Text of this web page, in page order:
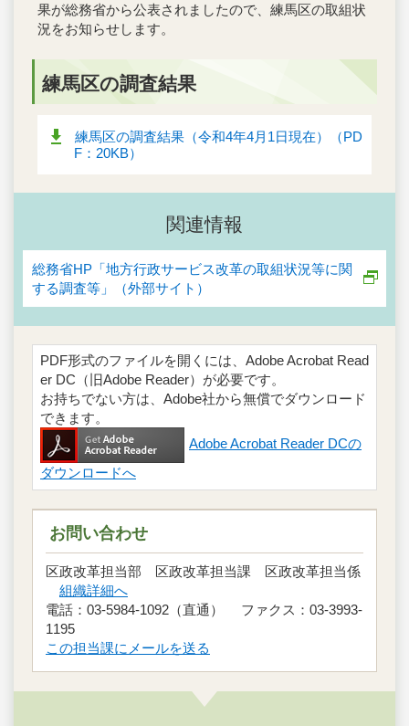
果が総務省から公表されましたので、練馬区の取組状
況をお知らせします。
練馬区の調査結果
練馬区の調査結果（令和4年4月1日現在）（PD
F：20KB）
関連情報
総務省HP「地方行政サービス改革の取組状況等に関
する調査等」（外部サイト）
PDF形式のファイルを開くには、Adobe Acrobat Read
er DC（旧Adobe Reader）が必要です。
お持ちでない方は、Adobe社から無償でダウンロード
できます。
Adobe Acrobat Reader DCの
ダウンロードへ
お問い合わせ
区政改革担当部 区政改革担当課 区政改革担当係
組織詳細へ
電話：03-5984-1092（直通） ファクス：03-3993-
1195
この担当課にメールを送る